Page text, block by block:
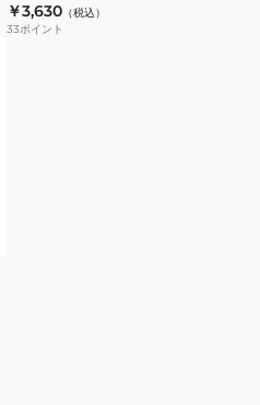
￥3,630 （税込）
33ポイント